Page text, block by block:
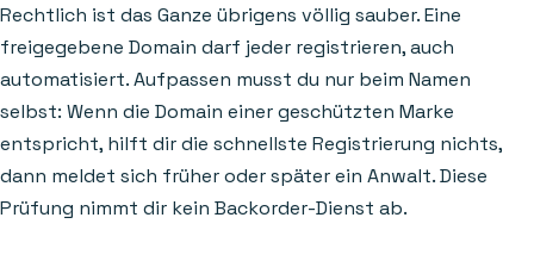
Rechtlich ist das Ganze übrigens völlig sauber. Eine
freigegebene Domain darf jeder registrieren, auch
automatisiert. Aufpassen musst du nur beim Namen
selbst: Wenn die Domain einer geschützten Marke
entspricht, hilft dir die schnellste Registrierung nichts,
dann meldet sich früher oder später ein Anwalt. Diese
Prüfung nimmt dir kein Backorder-Dienst ab.